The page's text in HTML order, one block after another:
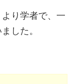
り学者で、一
した。